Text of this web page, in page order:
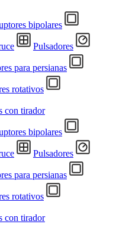
bipolares
Pulsadores
para persianas
rotativos
con tirador
bipolares
Pulsadores
para persianas
rotativos
con tirador